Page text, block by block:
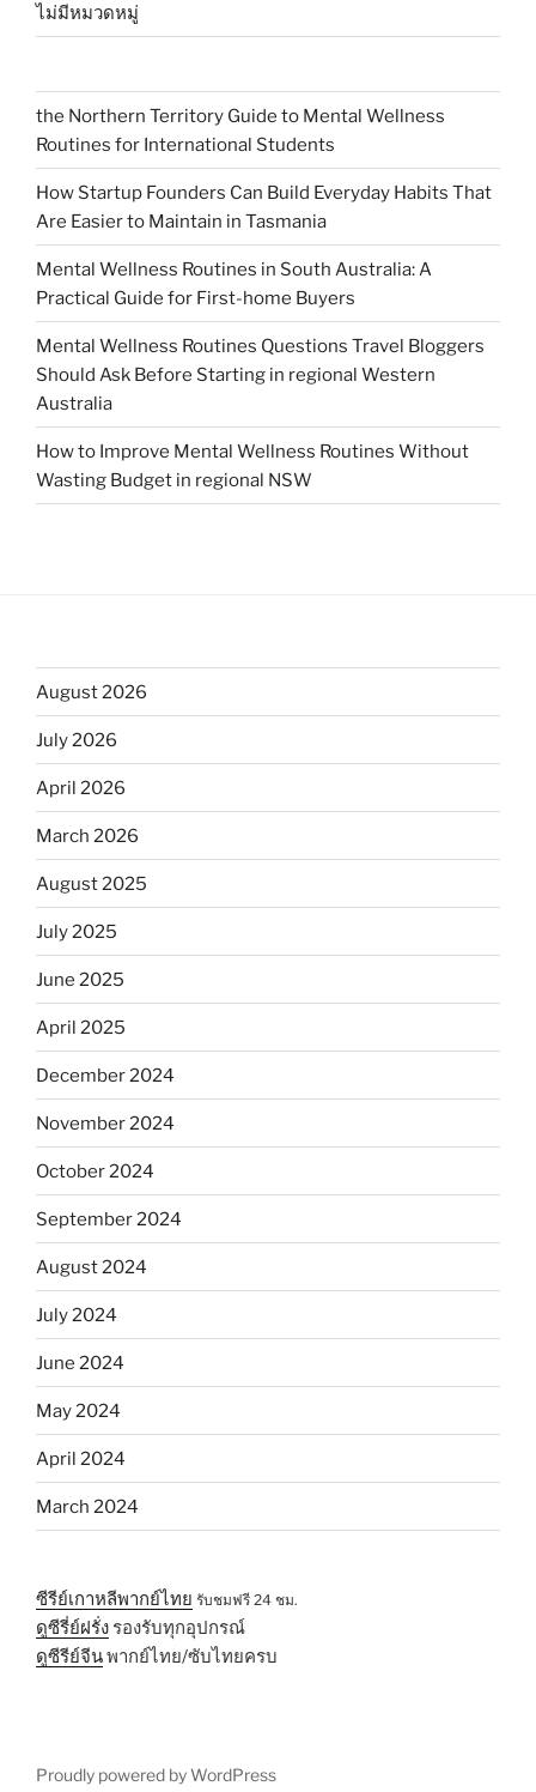
ไม่มีหมวดหมู่
the Northern Territory Guide to Mental Wellness
Routines for International Students
How Startup Founders Can Build Everyday Habits That
Are Easier to Maintain in Tasmania
Mental Wellness Routines in South Australia: A
Practical Guide for First-home Buyers
Mental Wellness Routines Questions Travel Bloggers
Should Ask Before Starting in regional Western
Australia
How to Improve Mental Wellness Routines Without
Wasting Budget in regional NSW
August 2026
July 2026
April 2026
March 2026
August 2025
July 2025
June 2025
April 2025
December 2024
November 2024
October 2024
September 2024
August 2024
July 2024
June 2024
May 2024
April 2024
March 2024
ซีรีย์เกาหลีพากย์ไทย รับชมฟรี 24 ชม.
ดูซีรี่ย์ฝรั่ง รองรับทุกอุปกรณ์
ดูซีรีย์จีนพากย์ไทย/ซับไทยครบ
Proudly powered by WordPress